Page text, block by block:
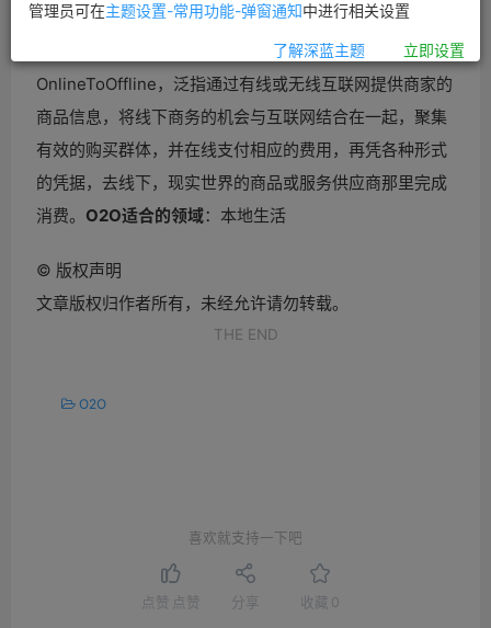
O2O即
OnlineToOffline，泛指通过有线或无线互联网提供商家的
商品信息，将线下商务的机会与互联网结合在一起，聚集
有效的购买群体，并在线支付相应的费用，再凭各种形式
的凭据，去线下，现实世界的商品或服务供应商那里完成
消费。 O2O适合的领域：本地生活
© 版权声明
文章版权归作者所有，未经允许请勿转载。
THE END
O2O
喜欢就支持一下吧
点赞 点赞 分享 收藏 0
管理员可在主题设置-常用功能-弹窗通知中进行相关设置
了解深蓝主题 立即设置